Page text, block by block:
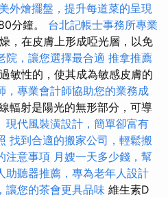
外燴擺盤，提升每道菜的呈現
分鐘。 台北記帳士事務所專業
，在皮膚上形成啞光層，以免
院，讓您選擇最合適 推拿推薦
敏性的，使其成為敏感皮膚的
，專業會計師協助您的業務成
輻射是陽光的無形部分，可導
現代風裝潢設計，簡單卻富有
找到合適的搬家公司，輕鬆搬
注意事項 月嫂一天多少錢，幫
助聽器推薦，專為老年人設計
讓您的茶會更具品味 維生素D